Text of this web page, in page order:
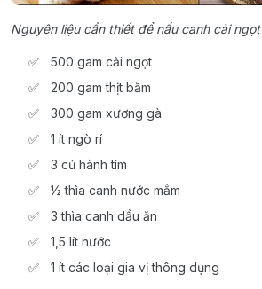
Nguyên liệu cần thiết để nấu canh cải
500 gam cải ngọt
200 gam thịt băm
300 gam xương gà
1 ít ngò rí
3 củ hành tím
½ thìa canh nước mắm
3 thìa canh dầu ăn
1,5 lít nước
1 ít các loại gia vị thông dụng